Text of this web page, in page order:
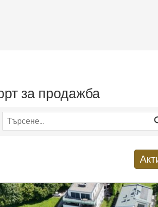
за продажба
E-mail адрес*